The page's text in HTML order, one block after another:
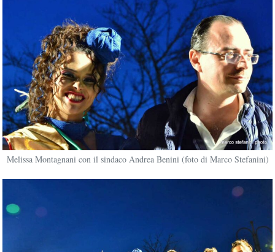
Melissa Montagnani con il sindaco Andrea Benini (foto di Marco Stefanini)